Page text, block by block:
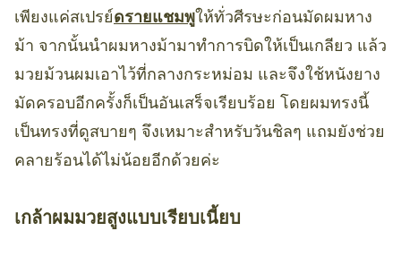
เพียงแค่สเปรย์ดรายแชมพูให้ทั่วศีรษะก่อนมัดผมหาง
ม้า จากนั้นนำผมหางม้ามาทำการบิดให้เป็นเกลียว แล้ว
มวยม้วนผมเอาไว้ที่กลางกระหม่อม และจึงใช้หนังยาง
มัดครอบอีกครั้งก็เป็นอันเสร็จเรียบร้อย โดยผมทรงนี้
เป็นทรงที่ดูสบายๆ จึงเหมาะสำหรับวันชิลๆ แถมยังช่วย
คลายร้อนได้ไม่น้อยอีกด้วยค่ะ
เกล้าผมมวยสูงแบบเรียบเนี้ยบ